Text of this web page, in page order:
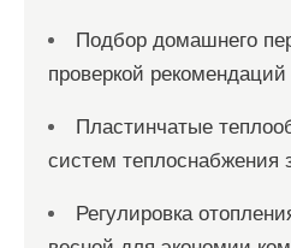
Подбор домашнего
проверкой
Пластинчатые
систем теплоснабжения
Регулировка